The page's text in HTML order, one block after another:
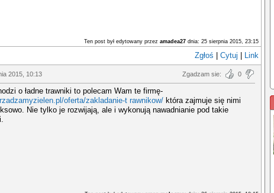
Ten post był edytowany przez amadea27 dnia: 25 sierpnia 2015, 23:15
Zgłoś Cytuj Link
2015, 10:13 Zgadzam sie: 0
o ładne trawniki to polecam Wam te firmę-
oferta/zakladanie-t rawnikow/ która zajmuje się nimi
Nie tylko je rozwijają, ale i wykonują nawadnianie pod takie